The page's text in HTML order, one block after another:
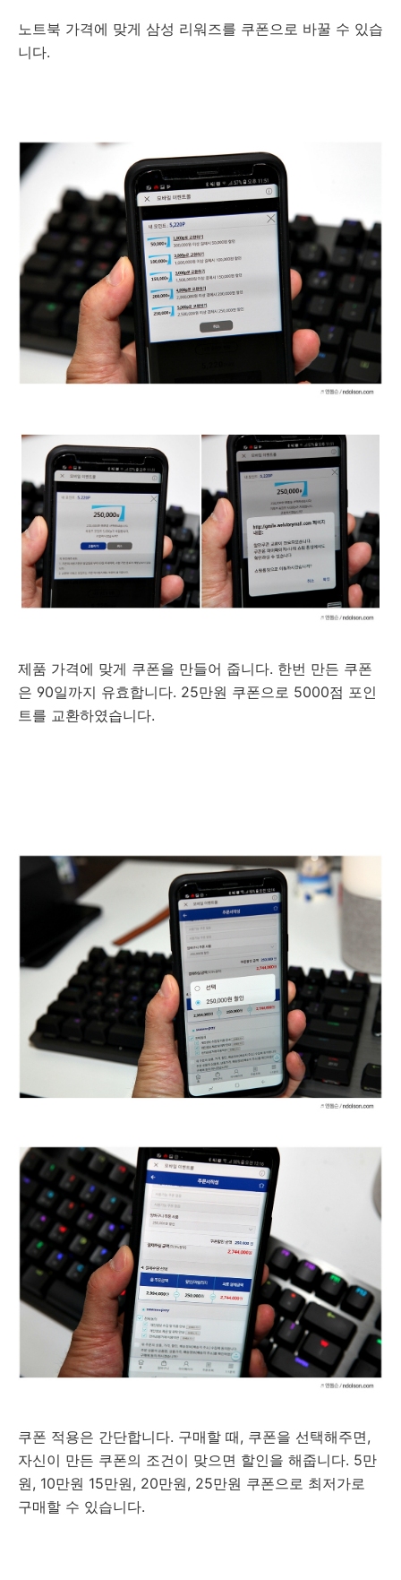
노트북 가격에 맞게 삼성 리워즈를 쿠폰으로 바꿀 수 있습
니다.
제품 가격에 맞게 쿠폰을 만들어 줍니다. 한번 만든 쿠폰
은 90일까지 유효합니다. 25만원 쿠폰으로 5000점 포인
트를 교환하였습니다.
쿠폰 적용은 간단합니다. 구매할 때, 쿠폰을 선택해주면,
자신이 만든 쿠폰의 조건이 맞으면 할인을 해줍니다. 5만
원, 10만원 15만원, 20만원, 25만원 쿠폰으로 최저가로
구매할 수 있습니다.